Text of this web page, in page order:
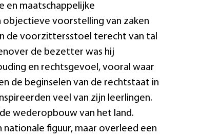
en maatschappelijke
objectieve voorstelling van zaken
de voorzittersstoel terecht van tal
de bezetter was hij
en rechtsgevoel, vooral waar
de beginselen van de rechtstaat in
veel van zijn leerlingen.
wederopbouw van het land.
nationale figuur, maar overleed een